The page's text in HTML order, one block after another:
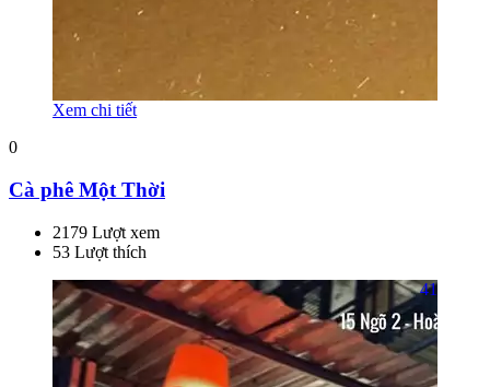
Xem chi tiết
0
Cà phê Một Thời
2179 Lượt xem
53 Lượt thích
41